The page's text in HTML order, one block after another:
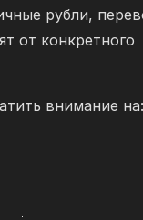
рубли,
от конкретного
внимание на: